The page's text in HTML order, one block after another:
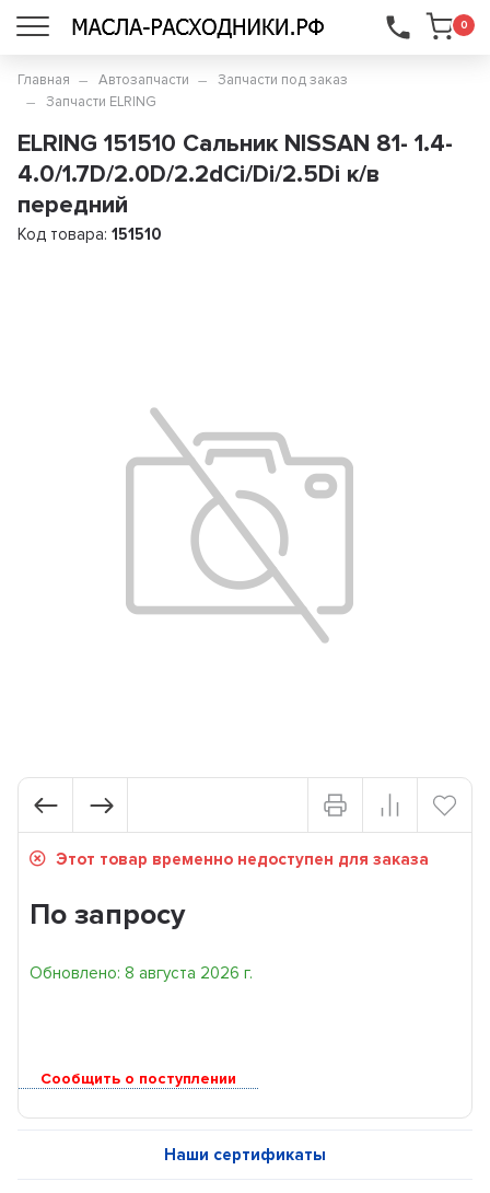
0
...
Главная Автозапчасти
Запчасти под заказ
Запчасти ELRING
ELRING 151510 Сальник NISSAN 81- 1.4-
4.0/1.7D/2.0D/2.2dCi/Di/2.5Di к/в
передний
Код товара:151510
Этот товар временно недоступен для заказа
По запросу
Обновлено: 8 августа 2026 г.
Сообщить о поступлении
Наши сертификаты